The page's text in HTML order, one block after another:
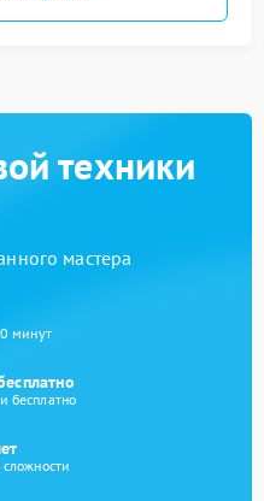
техники
мастера
минут
бесплатно